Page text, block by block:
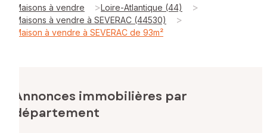
Maisons à vendre >Loire-Atlantique (44) >
Maisons à vendre à SEVERAC (44530) >
Maison à vendre à SEVERAC de 93m²
Annonces immobilières par
département